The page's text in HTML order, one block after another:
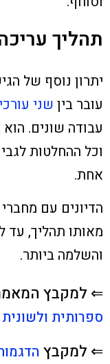
תהליך
יתרון נוסף של
עובר בין שני
עבודה שונים.
וכל ההחלטות
אחת.
הדיונים עם
מאותו תהליך, עד
והשלמה ביותר.
⇐ למקבץ
ספרותית
⇐ למקבץ